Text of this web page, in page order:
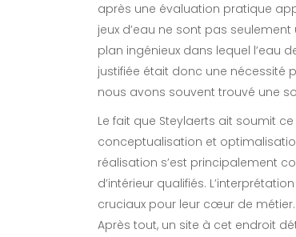
après une évaluation pratique
jeux d’eau ne sont pas
plan ingénieux dans lequel l’eau
justifiée était donc une nécessité
nous avons souvent trouvé une
Le fait que Steylaerts ait soumit
conceptualisation et
réalisation s’est principalement
d’intérieur qualifiés.
cruciaux pour leur cœur de
Après tout, un site à cet endroit